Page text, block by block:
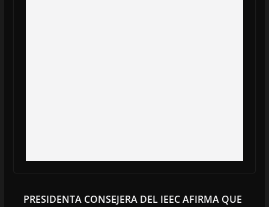
PRESIDENTA CONSEJERA DEL IEEC AFIRMA QUE